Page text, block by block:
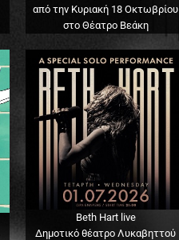
από την Κυριακή 18 Οκτωβρίου
στο Θέατρο Βεάκη
Beth Hart live
Δημοτικό θέατρο Λυκαβηττού